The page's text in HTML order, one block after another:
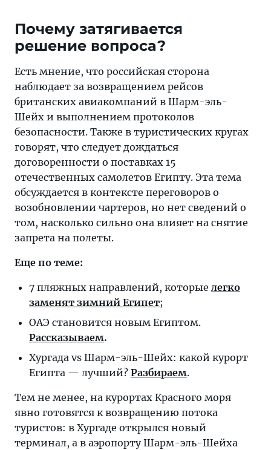
Почему затягивается
решение вопроса?
Есть мнение, что российская сторона
наблюдает за возвращением рейсов
британских авиакомпаний в Шарм-эль-
Шейх и выполнением протоколов
безопасности. Также в туристических кругах
говорят, что следует дождаться
договоренности о поставках 15
отечественных самолетов Египту. Эта тема
обсуждается в контексте переговоров о
возобновлении чартеров, но нет сведений о
том, насколько сильно она влияет на снятие
запрета на полеты.
Еще по теме:
7 пляжных направлений, которые легко
заменят зимний Египет;
ОАЭ становится новым Египтом.
Рассказываем.
Хургада vs Шарм-эль-Шейх: какой курорт
Египта — лучший? Разбираем.
Тем не менее, на курортах Красного моря
явно готовятся к возвращению потока
туристов: в Хургаде открылся новый
терминал, а в аэропорту Шарм-эль-Шейха